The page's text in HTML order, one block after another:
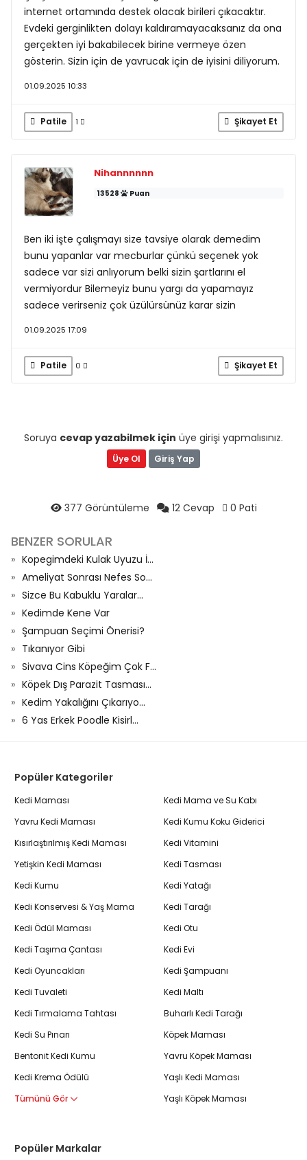
internet ortamında destek olacak birileri çıkacaktır.
Evdeki gerginlikten dolayı kaldıramayacaksanız da ona
gerçekten iyi bakabilecek birine vermeye özen
gösterin. Sizin için de yavrucak için de iyisini diliyorum.
01.09.2025 10:33
Patile 1 Şikayet Et
Nihannnnnn
13528 Puan
Ben iki işte çalışmayı size tavsiye olarak demedim
bunu yapanlar var mecburlar çünkü seçenek yok
sadece var sizi anlıyorum belki sizin şartlarını el
vermiyordur Bilemeyiz bunu yargı da yapamayız
sadece verirseniz çok üzülürsünüz karar sizin
01.09.2025 17:09
Patile 0 Şikayet Et
Soruya cevap yazabilmek için üye girişi yapmalısınız.
Üye Ol Giriş Yap
377 Görüntüleme 12 Cevap 0 Pati
BENZER SORULAR
Kopegimdeki Kulak Uyuzu İ...
Ameliyat Sonrası Nefes So...
Sizce Bu Kabuklu Yaralar...
Kedimde Kene Var
Şampuan Seçimi Önerisi?
Tıkanıyor Gibi
Sivava Cins Köpeğim Çok F...
Köpek Dış Parazit Tasması...
Kedim Yakalığını Çıkarıyo...
6 Yas Erkek Poodle Kisirl...
Popüler Kategoriler
Kedi Maması
Yavru Kedi Maması
Kısırlaştırılmış Kedi Maması
Yetişkin Kedi Maması
Kedi Kumu
Kedi Konservesi & Yaş Mama
Kedi Ödül Maması
Kedi Taşıma Çantası
Kedi Oyuncakları
Kedi Tuvaleti
Kedi Tırmalama Tahtası
Kedi Su Pınarı
Bentonit Kedi Kumu
Kedi Krema Ödülü
Tümünü Gör
Kedi Mama ve Su Kabı
Kedi Kumu Koku Giderici
Kedi Vitamini
Kedi Tasması
Kedi Yatağı
Kedi Tarağı
Kedi Otu
Kedi Evi
Kedi Şampuanı
Kedi Maltı
Buharlı Kedi Tarağı
Köpek Maması
Yavru Köpek Maması
Yaşlı Kedi Maması
Yaşlı Köpek Maması
Popüler Markalar